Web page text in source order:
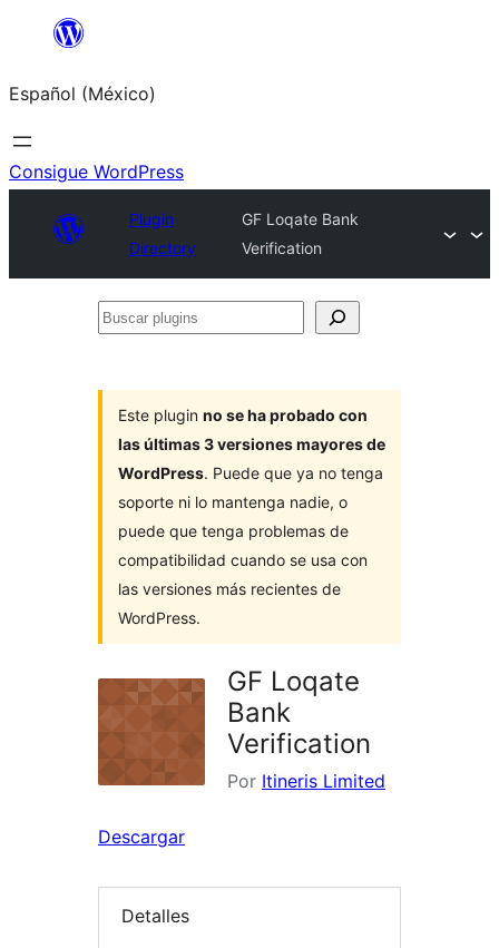
Saltar
contenido
Español (México)
Consigue WordPress
Plugin
Directory
GF Loqate Bank
Verification
Buscar
Este plugin no se ha probado con
las últimas 3 versiones mayores de
WordPress. Puede que ya no tenga
soporte ni lo mantenga nadie, o
puede que tenga problemas de
compatibilidad cuando se usa con
las versiones más recientes de
WordPress.
GF Loqate
Bank
Verification
Por Itineris Limited
Descargar
Detalles